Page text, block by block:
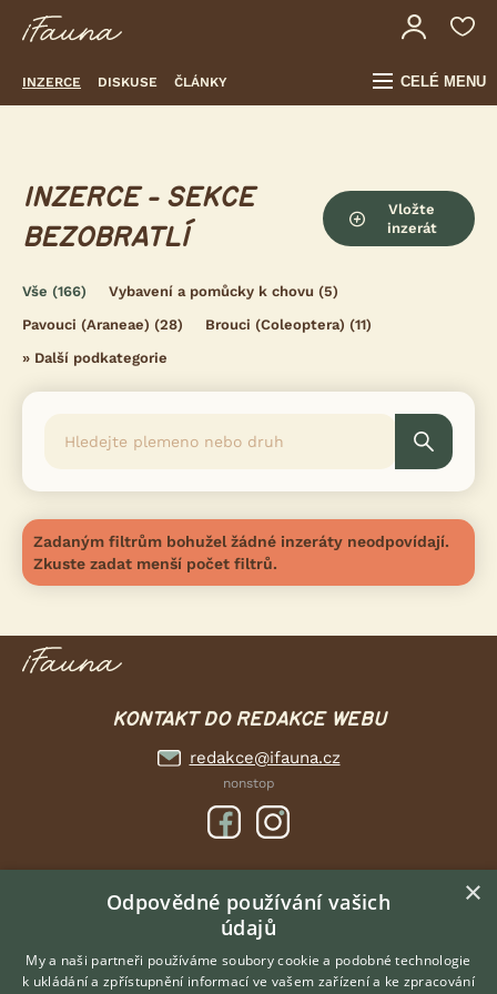
INZERCE DISKUSE ČLÁNKY CELÉ MENU
INZERCE - SEKCE
BEZOBRATLÍ
Vložte
inzerát
Vše (166) Vybavení a pomůcky k chovu (5)
Pavouci (Araneae) (28) Brouci (Coleoptera) (11)
» Další podkategorie
Zadaným filtrům bohužel žádné inzeráty neodpovídají.
Zkuste zadat menší počet filtrů.
KONTAKT DO REDAKCE WEBU
redakce@ifauna.cz
nonstop
DOMOVSKÁ STRÁNKA
INZERCE
DISKUSE
ČLÁNKY
×
Odpovědné používání vašich
údajů
My a naši partneři používáme soubory cookie a podobné technologie
k ukládání a zpřístupnění informací ve vašem zařízení a ke zpracování